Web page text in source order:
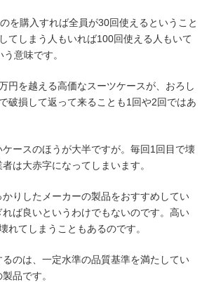
を購入すれば全員が30回使えるということ
てしまう人もいれば100回使える人もいて
意味です。
円を越える高価なスーツケースが、おろし
破損して返って来ることも1回や2回ではあ
ースのほうが大半ですが。毎回1回目で壊
は大赤字になってしまいます。
りしたメーカーの製品をおすすめしてい
ば良いというわけでもないのです。高い
れてしまうこともあるのです。
のは、一定水準の品質基準を満たしてい
品です。